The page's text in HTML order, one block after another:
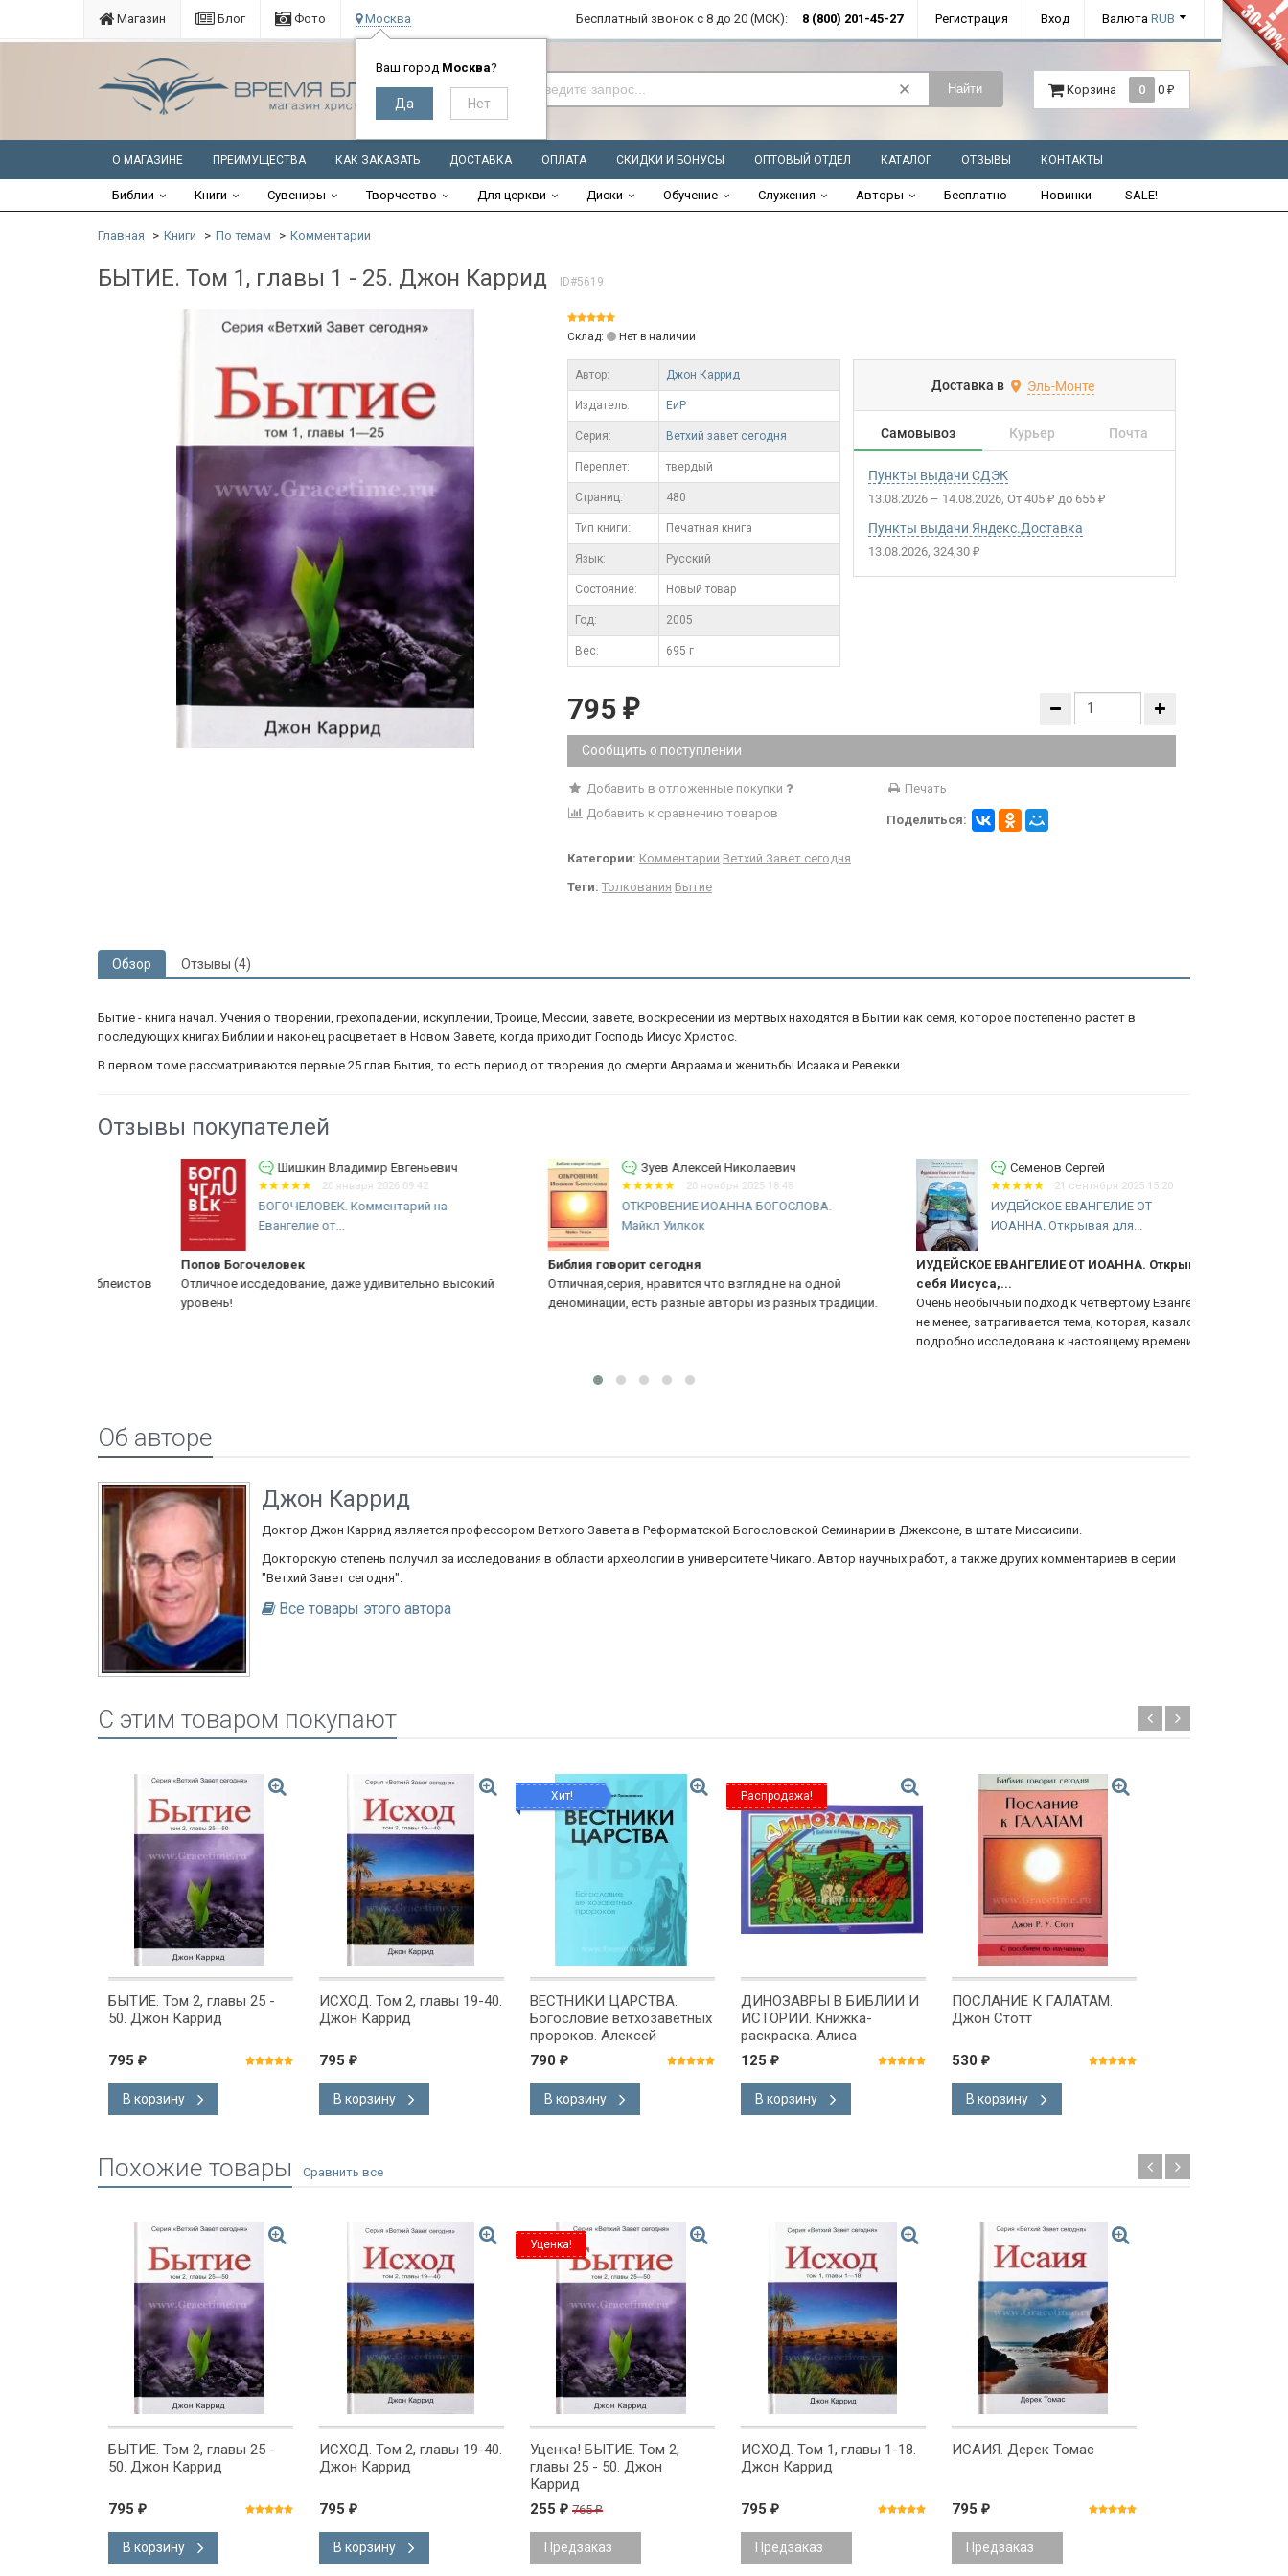
Магазин Блог Фото Москва
Ваш город Москва?
Бесплатный звонок с 8 до 20 (МСК): 8 (800) 201-45-27 Регистрация Вход Валюта RUB
Найти Корзина 0 0 ₽
О МАГАЗИНЕ ПРЕИМУЩЕСТВА КАК ЗАКАЗАТЬ ДОСТАВКА ОПЛАТА СКИДКИ И БОНУСЫ ОПТОВЫЙ ОТДЕЛ КАТАЛОГ ОТЗЫВЫ КОНТАКТЫ
Библии Книги Сувениры Творчество Для церкви Диски Обучение Служения Авторы Бесплатно Новинки SALE!
Главная Книги По темам Комментарии
БЫТИЕ. Том 1, главы 1 - 25. Джон Каррид ID#5619
Склад: Нет в наличии
Автор: Джон Каррид
Издатель: ЕиР
Серия: Ветхий завет сегодня
Переплет: твердый
Cтраниц: 480
Тип книги: Печатная книга
Язык: Русский
Состояние: Новый товар
Год: 2005
Вес: 695 г
Доставка в Эль-Монте
Самовывоз Курьер Почта
Пункты выдачи СДЭК
13.08.2026 – 14.08.2026 От 405₽ до 655₽
Пункты выдачи Яндекс.Доставка
13.08.2026 324,30₽
795 ₽
Сообщить о поступлении
Добавить в отложенные покупки
Печать
Добавить к сравнению товаров
Поделиться:
Категории: Комментарии Ветхий Завет сегодня
Теги: Толкования Бытие
Обзор Отзывы (4)
Бытие - книга начал. Учения о творении, грехопадении, искуплении, Троице, Мессии, завете, воскресении из мертвых находятся в Бытии как семя, которое постепенно растет в
последующих книгах Библии и наконец расцветает в Новом Завете, когда приходит Господь Иисус Христос.
В первом томе рассматриваются первые 25 глав Бытия, то есть период от творения до смерти Авраама и женитьбы Исаака и Ревекки.
Отзывы покупателей
Шишкин Владимир Евгеньевич
20 января 2026 09:42
БОГОЧЕЛОВЕК. Комментарий на
Евангелие от...
Попов Богочеловек
Отличное иссдедование, даже удивительно высокий
Зуев Алексей Николаевич
20 ноября 2025 18:48
ОТКРОВЕНИЕ ИОАННА БОГОСЛОВА.
Майкл Уилкок
Библия говорит сегодня
Отличная,серия, нравится что взгляд не на одной
деноминации, есть разные авторы из разных традиций.
Семенов Сергей
21 сентября 2025 15:20
ИУДЕЙСКОЕ ЕВАНГЕЛИЕ ОТ
ИОАННА. Открывая для...
ИУДЕЙСКОЕ ЕВАНГЕЛИЕ ОТ ИОАННА. Открывая для
себя Иисуса,...
Очень необычный подход к четвёртому Евангелию. Тем
не менее, затрагивается тема, которая, казалось бы,
подробно исследована к настоящему времени -...Еще
Об авторе
Джон Каррид
Доктор Джон Каррид является профессором Ветхого Завета в Реформатской Богословской Семинарии в Джексоне, в штате Миссисипи.
Докторскую степень получил за исследования в области археологии в университете Чикаго. Автор научных работ, а также других комментариев в серии
"Ветхий Завет сегодня".
Все товары этого автора
C этим товаром покупают
БЫТИЕ. Том 2, главы 25 -
50. Джон Каррид
795 ₽
В корзину
ИСХОД. Том 2, главы 19-40.
Джон Каррид
795 ₽
В корзину
Хит!
ВЕСТНИКИ ЦАРСТВА.
Богословие ветхозаветных
пророков. Алексей
Прокопенко /мягкий
переплет/
790 ₽
В корзину
Распродажа!
ДИНОЗАВРЫ В БИБЛИИ И
ИСТОРИИ. Книжка-
раскраска. Алиса
Банковская
125 ₽
В корзину
ПОСЛАНИЕ К ГАЛАТАМ.
Джон Стотт
530 ₽
В корзину
Похожие товары
БЫТИЕ. Том 2, главы 25 -
50. Джон Каррид
795 ₽
В корзину
ИСХОД. Том 2, главы 19-40.
Джон Каррид
795 ₽
В корзину
Уценка!
Уценка! БЫТИЕ. Том 2,
главы 25 - 50. Джон
Каррид
255 ₽ 765₽
Предзаказ
ИСХОД. Том 1, главы 1-18.
Джон Каррид
795 ₽
Предзаказ
ИСАИЯ. Дерек Томас
795 ₽
Предзаказ